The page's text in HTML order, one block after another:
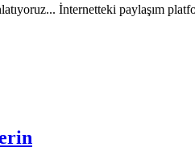
İnternetteki paylaşım